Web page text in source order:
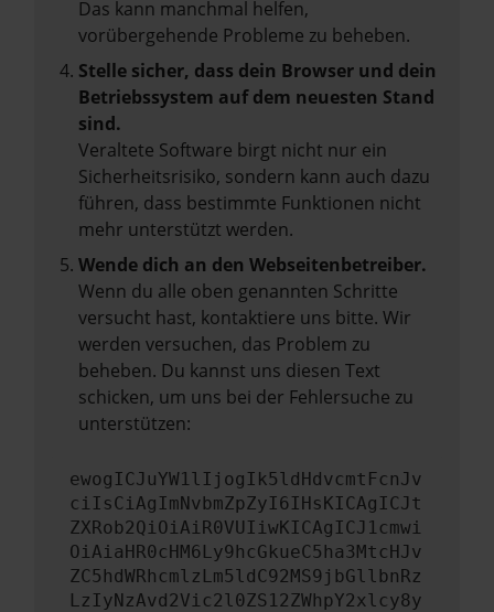
Das kann manchmal helfen,
vorübergehende Probleme zu beheben.
Stelle sicher, dass dein Browser und dein
Betriebssystem auf dem neuesten Stand
sind.
Veraltete Software birgt nicht nur ein
Sicherheitsrisiko, sondern kann auch dazu
führen, dass bestimmte Funktionen nicht
mehr unterstützt werden.
Wende dich an den Webseitenbetreiber.
Wenn du alle oben genannten Schritte
versucht hast, kontaktiere uns bitte. Wir
werden versuchen, das Problem zu
beheben. Du kannst uns diesen Text
schicken, um uns bei der Fehlersuche zu
unterstützen:
ewogICJuYW1lIjogIk5ldHdvcmtFcnJv
ciIsCiAgImNvbmZpZyI6IHsKICAgICJt
ZXRob2QiOiAiR0VUIiwKICAgICJ1cmwi
OiAiaHR0cHM6Ly9hcGkueC5ha3MtcHJv
ZC5hdWRhcmlzLm5ldC92MS9jbGllbnRz
LzIyNzAvd2Vic2l0ZS12ZWhpY2xlcy8y